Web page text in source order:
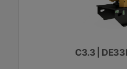
C3.3 |